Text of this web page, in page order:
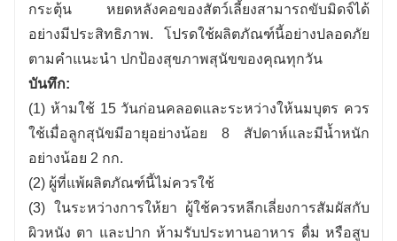
กระตุ้น หยดหลังคอของสัตว์เลี้ยงสามารถขับมิดจ์ได้
อย่างมีประสิทธิภาพ. โปรดใช้ผลิตภัณฑ์นี้อย่างปลอดภัย
ตามคำแนะนำ ปกป้องสุขภาพสุนัขของคุณทุกวัน
บันทึก:
(1) ห้ามใช้ 15 วันก่อนคลอดและระหว่างให้นมบุตร ควร
ใช้เมื่อลูกสุนัขมีอายุอย่างน้อย 8 สัปดาห์และมีน้ำหนัก
อย่างน้อย 2 กก.
(2) ผู้ที่แพ้ผลิตภัณฑ์นี้ไม่ควรใช้
(3) ในระหว่างการให้ยา ผู้ใช้ควรหลีกเลี่ยงการสัมผัสกับ
ผิวหนัง ตา และปาก ห้ามรับประทานอาหาร ดื่ม หรือสูบ